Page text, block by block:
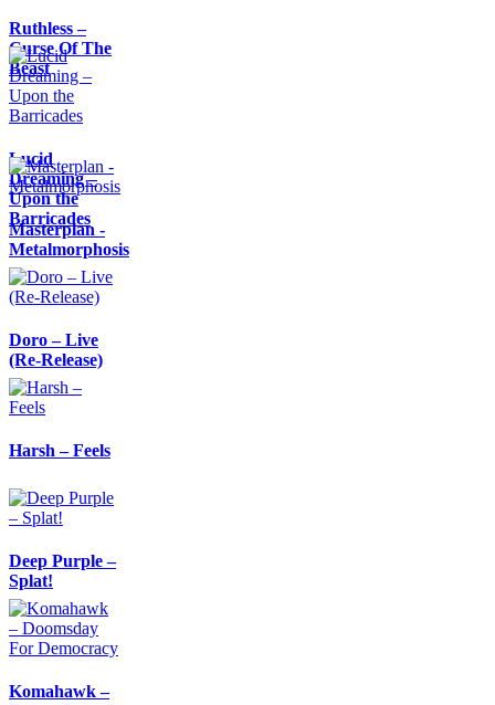
Ruthless –
Curse Of The
Beast
Lucid
Dreaming –
Upon the
Barricades
Masterplan -
Metalmorphosis
Doro – Live
(Re-Release)
Harsh – Feels
Deep Purple –
Splat!
Komahawk –